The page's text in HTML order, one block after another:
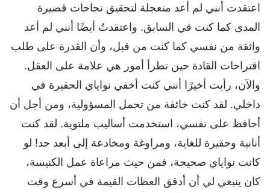
اعتقدت أنني لم أعد متعجلة لتحقيق نجاحات قصيرة
المدى كما كنت في السابق. واعتقدتُ أيضًا أنني لم أعد
واثقة من نفسي كما كنت من قبل، وأن القدرة على طلب
اقتراحات القادة حين تطرأ أمور هي علامة على العقل.
والآن، رأيت أخيرًا أنني كنت أخفي نواياي الحقيرة في
داخلي. لقد كنت خائفة من تحمل المسؤولية، ومن أجل أن
أحافظ على نفسي، استخدمت أساليب ملتوية. لقد كنت
أنانية وحقيرة للغاية، ومراوغة ومخادعة إلى أبعد حد! لو
كانت نواياي صحيحة، فمن حيث مراعاة عمل الكنيسة،
كان ينبغي لي أن أدقق العظات القيمة في أسرع وقت